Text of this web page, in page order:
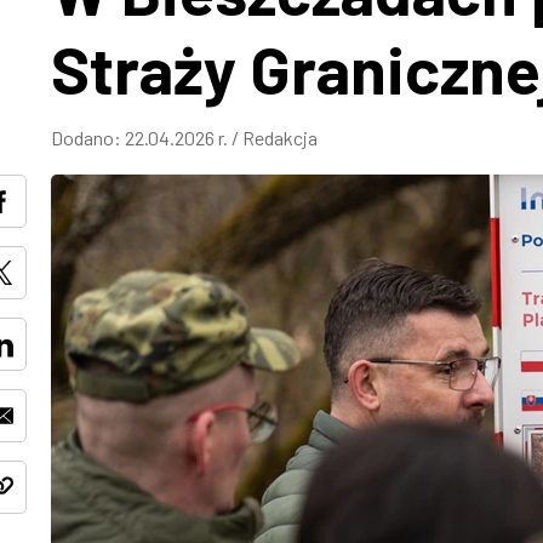
Straży
Dodano: 22.04.2026 r. / Redakcja